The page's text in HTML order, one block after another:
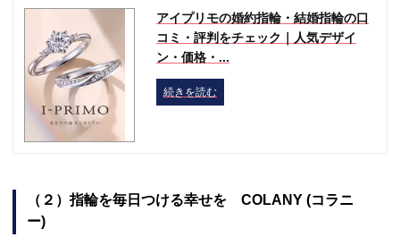
アイプリモの婚約指輪・結婚指輪の口
コミ・評判をチェック｜人気デザイ
ン・価格・...
続きを読む
（２）指輪を毎日つける幸せを COLANY (コラニ
ー)